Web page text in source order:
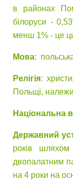
в районах
білоруси -
менш 1% - це
Мова:
Релігія:
Польщі,
Національна
Державний
років шляхом
двопалатним
на 4 роки на